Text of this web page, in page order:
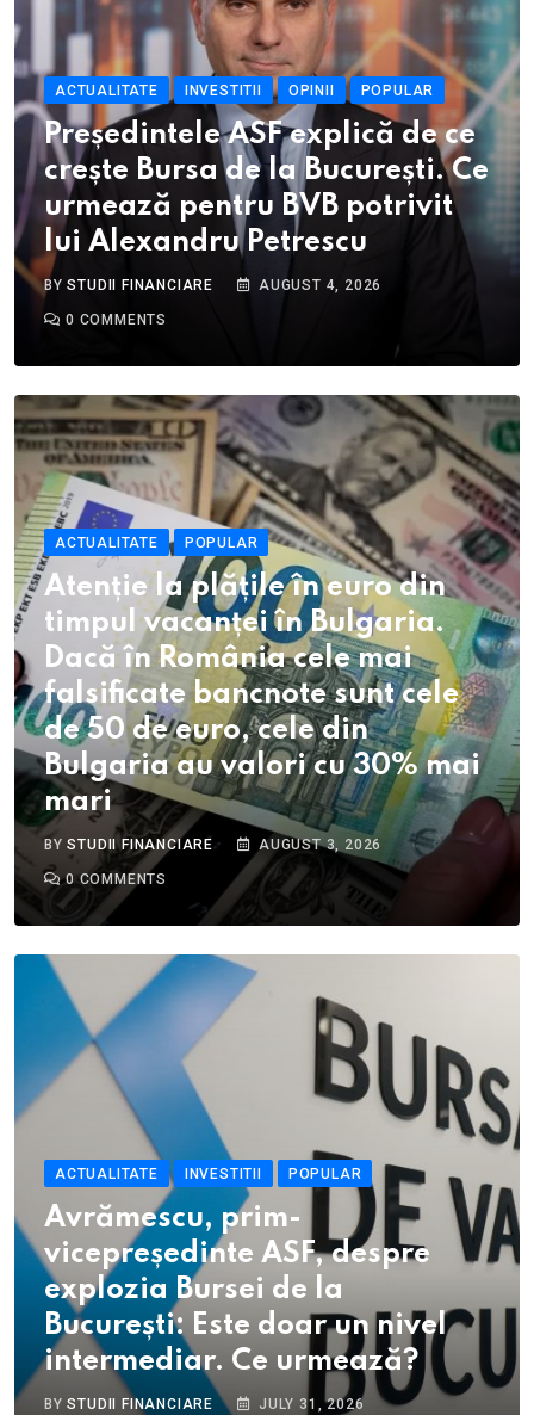
ACTUALITATE INVESTITII OPINII POPULAR
Președintele ASF explică de ce
crește Bursa de la București. Ce
urmează pentru BVB potrivit
lui Alexandru Petrescu
BYSTUDII FINANCIARE AUGUST 4, 2026
0 COMMENTS
ACTUALITATE POPULAR
Atenție la plățile în euro din
timpul vacanței în Bulgaria.
Dacă în România cele mai
falsificate bancnote sunt cele
de 50 de euro, cele din
Bulgaria au valori cu 30% mai
mari
BYSTUDII FINANCIARE AUGUST 3, 2026
0COMMENTS
ACTUALITATE INVESTITII POPULAR
Avrămescu, prim-
vicepreședinte ASF, despre
explozia Bursei de la
București: Este doar un nivel
intermediar. Ce urmează?
BYSTUDII FINANCIARE JULY 31, 2026